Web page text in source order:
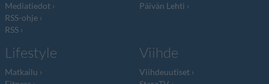
Mediatiedot
RSS-ohje
RSS
Päivän Lehti
Lifestyle
Matkailu
Viihde
Viihdeuutiset